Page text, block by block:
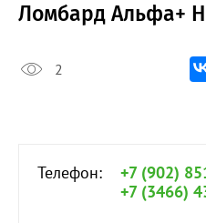
Ломбард Альфа+
2
Телефон:
+7 (902)
+7 (3466)